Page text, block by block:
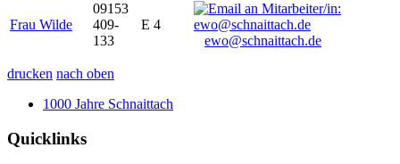
Frau Wilde
09153
409-
133
E 4
ewo@schnaittach.de
drucken nach oben
1000 Jahre Schnaittach
Quicklinks